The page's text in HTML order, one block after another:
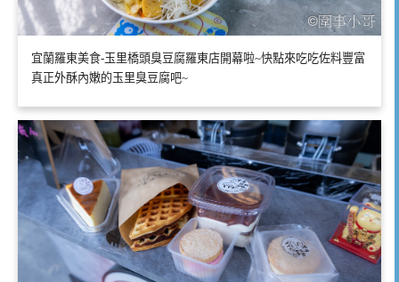
宜蘭羅東美食-玉里橋頭臭豆腐羅東店開幕啦~快點來吃吃佐料豐富
真正外酥內嫩的玉里臭豆腐吧~